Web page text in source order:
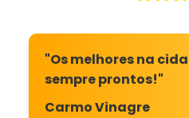
"Os melhores na
sempre prontos!"
Carmo Vinagre